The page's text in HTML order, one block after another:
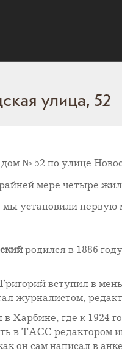
улица, 52
№ 52 по улице
мере четыре
мы установили
родился в 1886
вступил в
журналистом,
Харбине, где к 1924
в ТАСС редактором
он сам написал в